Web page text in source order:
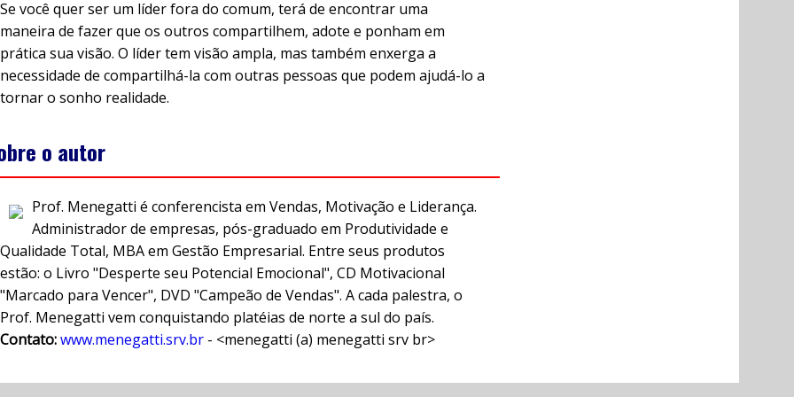
Se você quer ser um líder fora do comum, terá de encontrar uma
maneira de fazer que os outros compartilhem, adote e ponham em
prática sua visão. O líder tem visão ampla, mas também enxerga a
necessidade de compartilhá-la com outras pessoas que podem ajudá-lo a
tornar o sonho realidade.
o autor
Prof. Menegatti é conferencista em Vendas, Motivação e Liderança.
Administrador de empresas, pós-graduado em Produtividade e
Qualidade Total, MBA em Gestão Empresarial. Entre seus produtos
estão: o Livro "Desperte seu Potencial Emocional", CD Motivacional
"Marcado para Vencer", DVD "Campeão de Vendas". A cada palestra, o
Prof. Menegatti vem conquistando platéias de norte a sul do país.
Contato:www.menegatti.srv.br - <menegatti (a) menegatti srv br>